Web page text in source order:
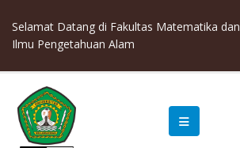
Selamat Datang di Fakultas Matematika dan
Ilmu Pengetahuan Alam